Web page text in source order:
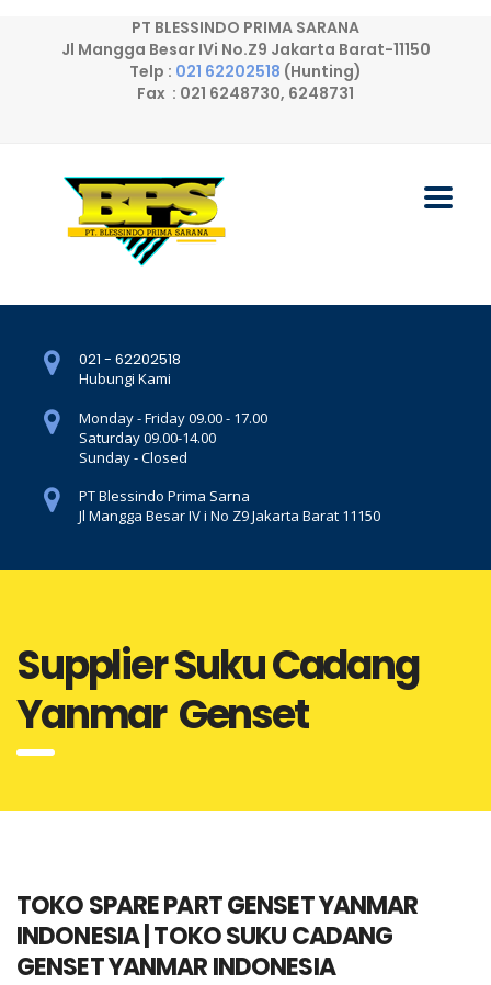
PT BLESSINDO PRIMA SARANA
Jl Mangga Besar IVi No.Z9 Jakarta Barat-11150
Telp : 021 62202518 (Hunting)
Fax : 021 6248730, 6248731
021 - 62202518
Hubungi Kami
Monday - Friday 09.00 - 17.00
Saturday 09.00-14.00
Sunday - Closed
PT Blessindo Prima Sarna
Jl Mangga Besar IV i No Z9 Jakarta Barat 11150
Supplier Suku Cadang
Yanmar Genset
TOKO SPARE PART GENSET YANMAR
INDONESIA | TOKO SUKU CADANG
GENSET YANMAR INDONESIA